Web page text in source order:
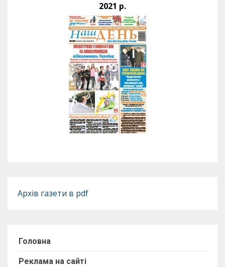
2021 р.
Архів газети в pdf
Головна
Реклама на сайті